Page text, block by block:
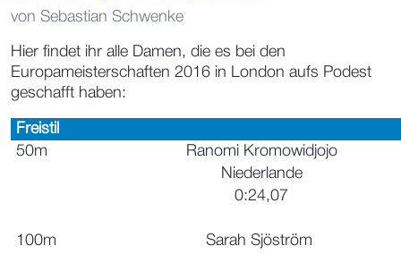
von Sebastian Schwenke
Hier findet ihr alle Damen, die es bei den
Europameisterschaften 2016 in London aufs Podest
geschafft haben:
Freistil
50m
Ranomi Kromowidjojo
Niederlande
0:24,07
100m
Sarah Sjöström